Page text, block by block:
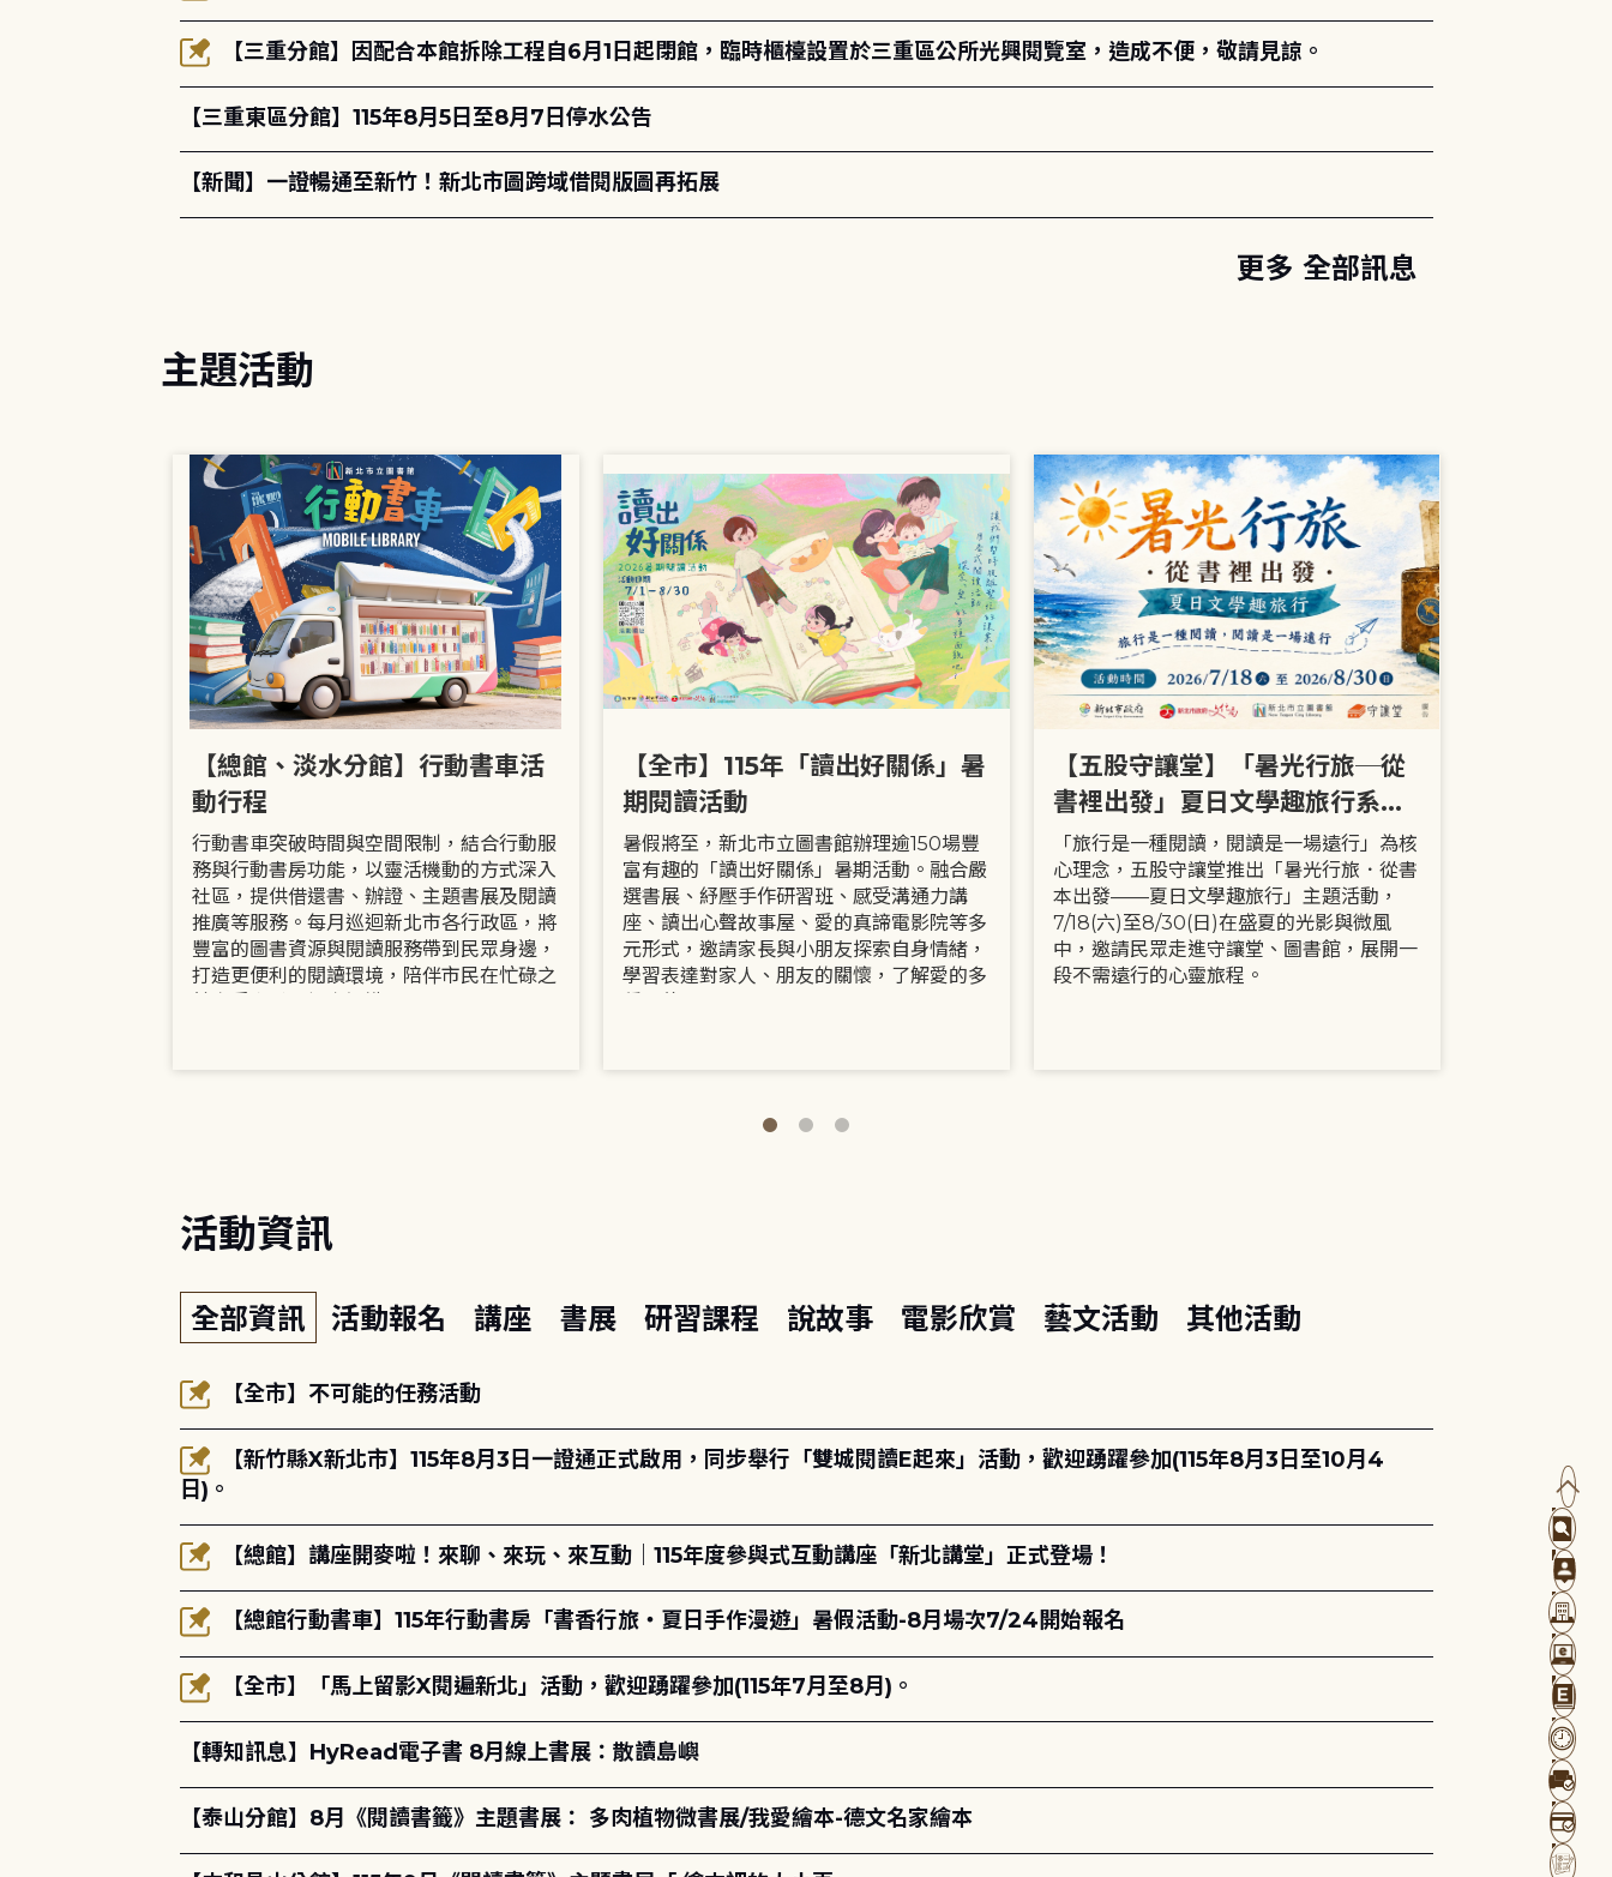
【三重分館】因配合本館拆除工程自6月1日起閉館，臨時櫃檯設置於三重區公所光興閱覽室，造成不便，敬請見諒。
【三重東區分館】115年8月5日至8月7日停水公告
【新聞】一證暢通至新竹！新北市圖跨域借閱版圖再拓展
更多 全部訊息
主題活動
【總館、淡水分館】行動書車活
動行程
行動書車突破時間與空間限制，結合行動服
務與行動書房功能，以靈活機動的方式深入
社區，提供借還書、辦證、主題書展及閱讀
推廣等服務。每月巡迴新北市各行政區，將
豐富的圖書資源與閱讀服務帶到民眾身邊，
打造更便利的閱讀環境，陪伴市民在忙碌之
【全市】115年「讀出好關係」暑
期閱讀活動
暑假將至，新北市立圖書館辦理逾150場豐
富有趣的「讀出好關係」暑期活動。融合嚴
選書展、紓壓手作研習班、感受溝通力講
座、讀出心聲故事屋、愛的真諦電影院等多
元形式，邀請家長與小朋友探索自身情緒，
學習表達對家人、朋友的關懷，了解愛的多
【五股守讓堂】「暑光行旅─從
書裡出發」夏日文學趣旅行系列
活動
「旅行是一種閱讀，閱讀是一場遠行」為核
心理念，五股守讓堂推出「暑光行旅．從書
本出發——夏日文學趣旅行」主題活動，
7/18(六)至8/30(日)在盛夏的光影與微風
中，邀請民眾走進守讓堂、圖書館，展開一
段不需遠行的心靈旅程。
活動資訊
全部資訊 活動報名 講座 書展 研習課程 說故事 電影欣賞 藝文活動 其他活動
【全市】不可能的任務活動
【新竹縣X新北市】115年8月3日一證通正式啟用，同步舉行「雙城閱讀E起來」活動，歡迎踴躍參加(115年8月3日至10月4
日)。
【總館】講座開麥啦！來聊、來玩、來互動｜115年度參與式互動講座「新北講堂」正式登場！
【總館行動書車】115年行動書房「書香行旅・夏日手作漫遊」暑假活動-8月場次7/24開始報名
【全市】「馬上留影X閱遍新北」活動，歡迎踴躍參加(115年7月至8月)。
【轉知訊息】HyRead電子書 8月線上書展：散讀島嶼
【泰山分館】8月《閱讀書籤》主題書展： 多肉植物微書展/我愛繪本-德文名家繪本